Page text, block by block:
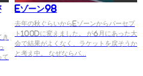
き
て
Eゾーン98
去年の秋ぐらいからEゾーンからパーセプ
ト100Dに変えました。 が6月にあった大
会で結果がよくなく、ラケットを戻そうか
と考え中。 なぜならパ...